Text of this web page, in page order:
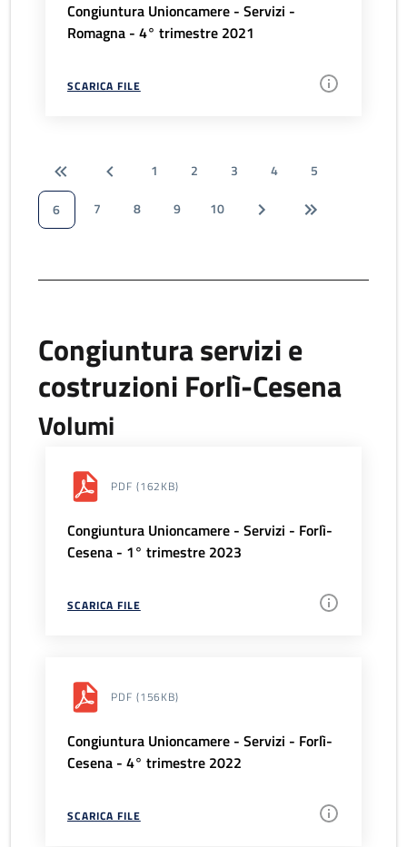
Congiuntura Unioncamere - Servizi -
Romagna - 4° trimestre 2021
SCARICA FILE
1 2 3 4
5
6
7 8 9 10
Congiuntura servizi e
costruzioni Forlì-Cesena
Volumi
PDF (162KB)
Congiuntura Unioncamere - Servizi - Forlì-
Cesena - 1° trimestre 2023
SCARICA FILE
PDF (156KB)
Congiuntura Unioncamere - Servizi - Forlì-
Cesena - 4° trimestre 2022
SCARICA FILE